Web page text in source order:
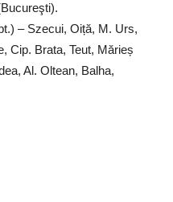
– Szecui, Oiță, M. Urs,
Cip. Brata, Teut, Mărieș
Al. Oltean, Balha,